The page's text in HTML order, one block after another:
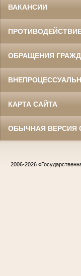
ВАКАНСИИ
ОБРАЩЕНИЯ
КАРТА САЙТА
ОБЫЧНАЯ ВЕРСИЯ
2006-2026